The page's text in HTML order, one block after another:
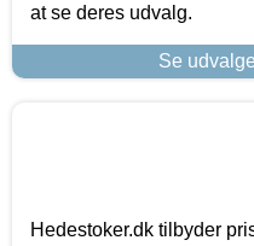
at se deres udvalg.
Se
Hedestoker.dk tilbyder